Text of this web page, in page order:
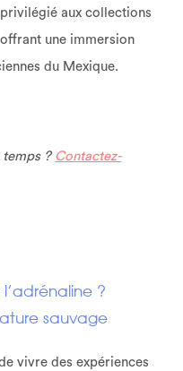
aux collections
une immersion
du Mexique.
temps ? Contactez-
?
sauvage
vivre des expériences